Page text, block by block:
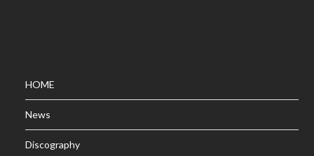
HOME
News
Discography